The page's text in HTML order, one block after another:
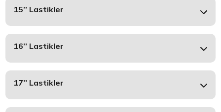
15’’ Lastikler
16’’ Lastikler
17’’ Lastikler